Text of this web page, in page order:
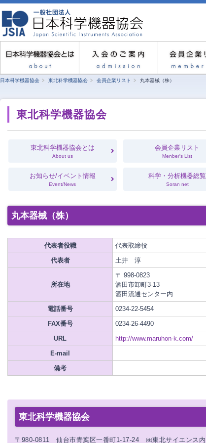
日本科学機器協会 東北科学機器協会 会員企業リスト 丸本器械（株）
東北科学機器協会
東北科学機器協会とは
About us
会員企業リスト
Menber's List
お知らせ/イベント情報
Event/News
科学・分析機器総覧
Soran net
丸本器械（株）
代表者役職
代表取締役
代表者
土井 淳
所在地
〒 998-0823
酒田市卸町3-13
酒田流通センター内
電話番号
0234-22-5454
FAX番号
0234-26-4490
URL
http://www.maruhon-k.com/
E-mail
備考
東北科学機器協会
〒980-0811 仙台市青葉区一番町1-17-24 ㈱東北サイエンス内